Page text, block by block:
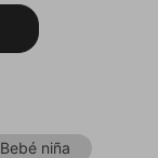
Bebé niña